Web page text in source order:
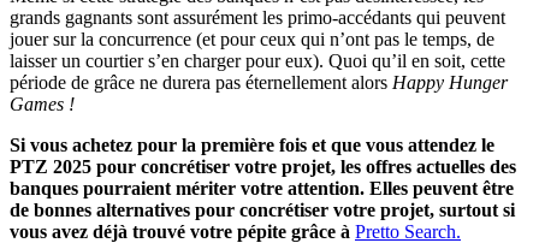
grands gagnants sont assurément les primo-accédants qui peuvent
jouer sur la concurrence (et pour ceux qui n’ont pas le temps, de
laisser un courtier s’en charger pour eux). Quoi qu’il en soit, cette
période de grâce ne durera pas éternellement alors Happy Hunger
Games !
Si vous achetez pour la première fois et que vous attendez le
PTZ 2025 pour concrétiser votre projet, les offres actuelles des
banques pourraient mériter votre attention. Elles peuvent être
de bonnes alternatives pour concrétiser votre projet, surtout si
vous avez déjà trouvé votre pépite grâce à Pretto Search.